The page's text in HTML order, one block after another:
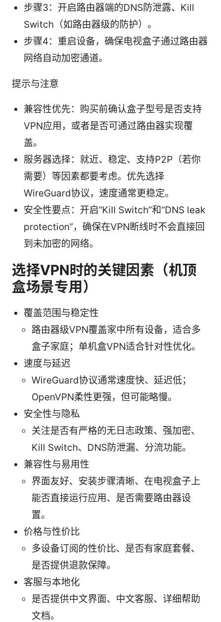
步骤3：开启路由器端的DNS防泄露、Kill
Switch（如路由器级的防护）。
步骤4：重启设备，确保电视盒子通过路由器
网络自动加密通道。
提示与注意
兼容性优先：购买前确认盒子型号是否支持
VPN应用，或者是否可通过路由器实现覆
盖。
服务器选择：就近、稳定、支持P2P（若你
需要）等因素都要考虑。优先选择
WireGuard协议，速度通常更稳定。
安全性要点：开启“Kill Switch”和“DNS leak
protection”，确保在VPN断线时不会直接回
到未加密的网络。
选择VPN时的关键因素（机顶
盒场景专用）
覆盖范围与稳定性
路由器级VPN覆盖家中所有设备，适合多
盒子家庭；单机盒VPN适合针对性优化。
速度与延迟
WireGuard协议通常速度快、延迟低；
OpenVPN柔性更强，但可能略慢。
安全性与隐私
关注是否有严格的无日志政策、强加密、
Kill Switch、DNS防泄漏、分流功能。
兼容性与易用性
界面友好、安装步骤清晰、在电视盒子上
能否直接运行应用、是否需要路由器设
置。
价格与性价比
多设备订阅的性价比、是否有家庭套餐、
是否提供退款保障。
客服与本地化
是否提供中文界面、中文客服、详细帮助
文档。